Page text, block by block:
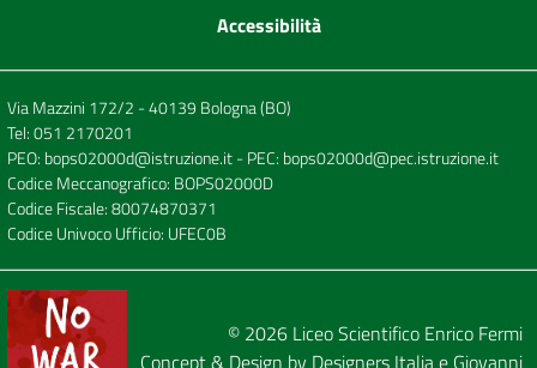
Accessibilità
Via Mazzini 172/2 - 40139 Bologna (BO)
Tel:051 2170201
PEO: bops02000d@istruzione.it- PEC: bops02000d@pec.istruzione.it
Codice Meccanografico: BOPS02000D
Codice Fiscale: 80074870371
Codice Univoco Ufficio: UFEC0B
© 2026 Liceo Scientifico Enrico Fermi
Concept & Design by Designers Italia e Giovanni